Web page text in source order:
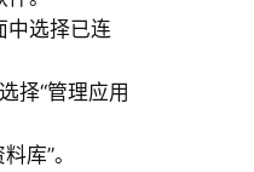
选择已连
择“管理应用
库”。